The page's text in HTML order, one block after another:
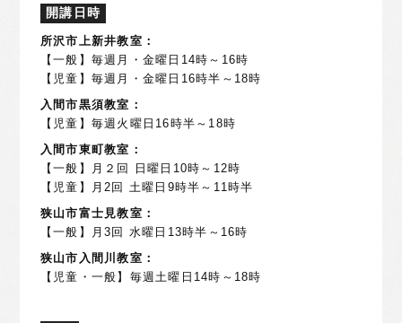
開講日時
所沢市上新井教室：
【一般】毎週月・金曜日14時～16時
【児童】毎週月・金曜日16時半～18時
入間市黒須教室：
【児童】毎週火曜日16時半～18時
入間市東町教室：
【一般】月２回 日曜日10時～12時
【児童】月2回 土曜日9時半～11時半
狭山市富士見教室：
【一般】月3回 水曜日13時半～16時
狭山市入間川教室：
【児童・一般】毎週土曜日14時～18時